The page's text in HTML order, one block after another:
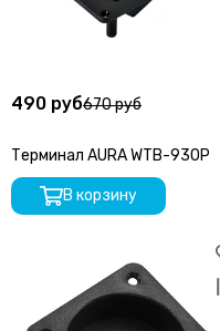
490 руб670 руб
Терминал AURA WTB-930P
В корзину